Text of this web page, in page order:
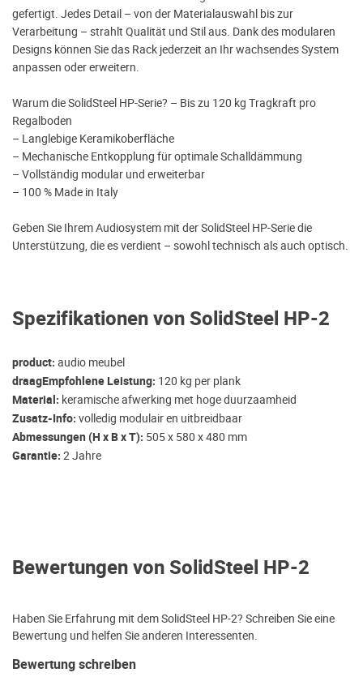
Spezifikationen von SolidSteel HP-2
product: audio meubel
draagEmpfohlene Leistung: 120 kg per plank
Material: keramische afwerking met hoge duurzaamheid
Zusatz-Info: volledig modulair en uitbreidbaar
Abmessungen (H x B x T): 505 x 580 x 480 mm
Garantie: 2 Jahre
gefertigt. Jedes Detail – von der Materialauswahl bis zur
Verarbeitung – strahlt Qualität und Stil aus. Dank des modularen
Designs können Sie das Rack jederzeit an Ihr wachsendes System
anpassen oder erweitern.
Warum die SolidSteel HP-Serie? – Bis zu 120 kg Tragkraft pro
Regalboden
– Langlebige Keramikoberfläche
– Mechanische Entkopplung für optimale Schalldämmung
– Vollständig modular und erweiterbar
– 100 % Made in Italy
Geben Sie Ihrem Audiosystem mit der SolidSteel HP-Serie die
Unterstützung, die es verdient – ​​sowohl technisch als auch optisch.
Bewertungen von SolidSteel HP-2
Haben Sie Erfahrung mit dem SolidSteel HP-2? Schreiben Sie eine
Bewertung und helfen Sie anderen Interessenten.
Bewertung schreiben